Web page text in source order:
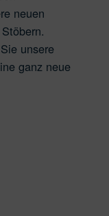
neuen
unsere
ganz neue